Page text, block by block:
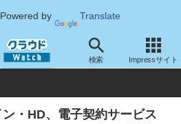
Powered by Translate
検索 Impressサイト
ィ セキュリティサービス
・HD、電子契約サービス